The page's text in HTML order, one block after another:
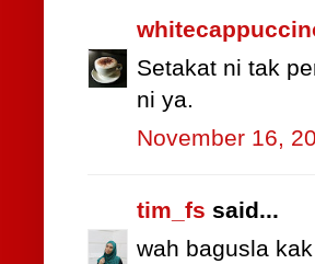
Setakat ni tak
ni ya.
November 16,
tim_fs said...
wah bagusla